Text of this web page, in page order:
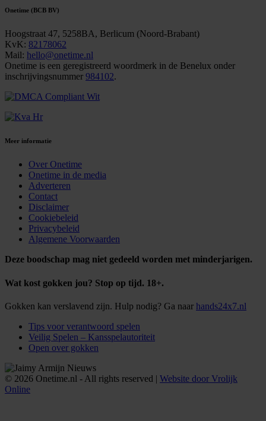
Onetime (BCB BV)
Hoogstraat 47, 5258BA, Berlicum (Noord-Brabant)
KvK: 82178062
Mail: hello@onetime.nl
Onetime is een geregistreerd woordmerk in de Benelux onder
inschrijvingsnummer 984102.
Meer informatie
Over Onetime
Onetime in de media
Adverteren
Contact
Disclaimer
Cookiebeleid
Privacybeleid
Algemene Voorwaarden
Deze boodschap mag niet gedeeld worden met minderjarigen.
Wat kost gokken jou? Stop op tijd. 18+.
Gokken kan verslavend zijn. Hulp nodig? Ga naar hands24x7.nl
Tips voor verantwoord spelen
Veilig Spelen – Kansspelautoriteit
Open over gokken
© 2026 Onetime.nl - All rights reserved | Website door Vrolijk
Online